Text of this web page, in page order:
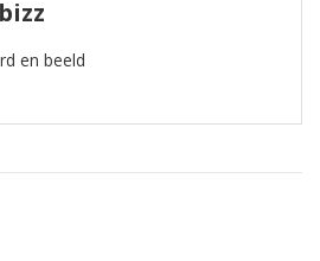
en beeld